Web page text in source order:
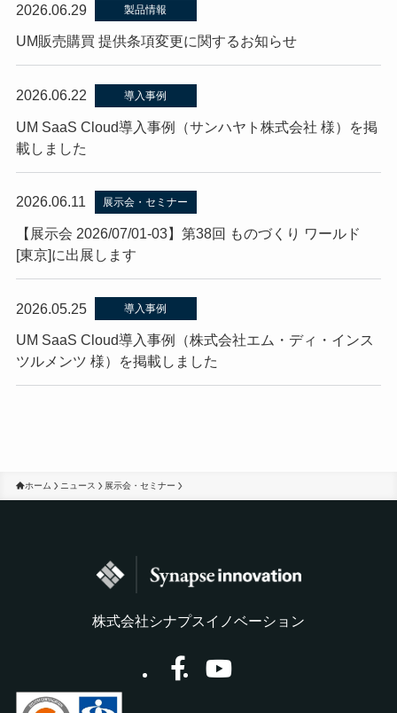
2026.06.29 製品情報
UM販売購買 提供条項変更に関するお知らせ
2026.06.22 導入事例
UM SaaS Cloud導入事例（サンハヤト株式会社 様）を掲
載しました
2026.06.11 展示会・セミナー
【展示会 2026/07/01-03】第38回 ものづくり ワールド
[東京]に出展します
2026.05.25 導入事例
UM SaaS Cloud導入事例（株式会社エム・ディ・インス
ツルメンツ 様）を掲載しました
ホーム ニュース 展示会・セミナー
株式会社シナプスイノベーション